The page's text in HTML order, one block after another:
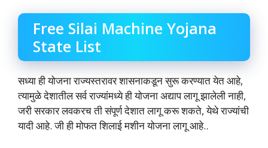
Free Silai Machine Yojana
State List
सध्या ही योजना राज्यस्तरावर शासनाकडून सुरू करण्यात येत आहे,
त्यामुळे देशातील सर्व राज्यांमध्ये ही योजना अद्याप लागू झालेली नाही,
जरी सरकार लवकरच ती संपूर्ण देशात लागू करू शकते, येथे राज्यांची
यादी आहे. जी ही मोफत शिलाई मशीन योजना लागू आहे..